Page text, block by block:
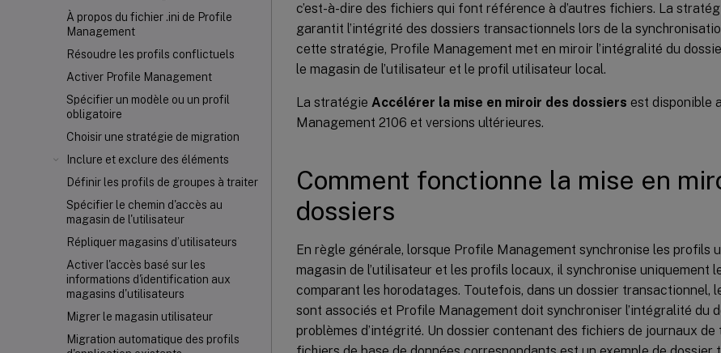
À propos du fichier .ini de Profile
Management
Résoudre les profils conflictuels
Activer Profile Management
Spécifier un modèle ou un profil
obligatoire
Choisir une stratégie de migration
Inclure et exclure des éléments
Définir les profils de groupes à traiter
Spécifier le chemin d'accès au
magasin de l'utilisateur
Répliquer magasins d’utilisateurs
Activer l'accès basé sur les
informations d'identification aux
magasins d'utilisateurs
Migrer le magasin utilisateur
Migration automatique des profils
c’est-à-dire des fichiers qui font référence à d’autres fichiers. La
garantit l’intégrité des dossiers transactionnels lors de la
cette stratégie, Profile Management met en miroir l’intégralité du
le magasin de l’utilisateur et le profil utilisateur local.
La stratégie Accélérer la mise en miroir des dossiers est disponible
Management 2106 et versions ultérieures.
Comment fonctionne la mise en
dossiers
En règle générale, lorsque Profile Management synchronise les profils
magasin de l’utilisateur et les profils locaux, il synchronise uniquement
comparant les horodatages. Toutefois, dans un dossier transactionnel,
sont associés et Profile Management doit synchroniser l’intégralité du
problèmes d’intégrité. Un dossier contenant des fichiers de journaux